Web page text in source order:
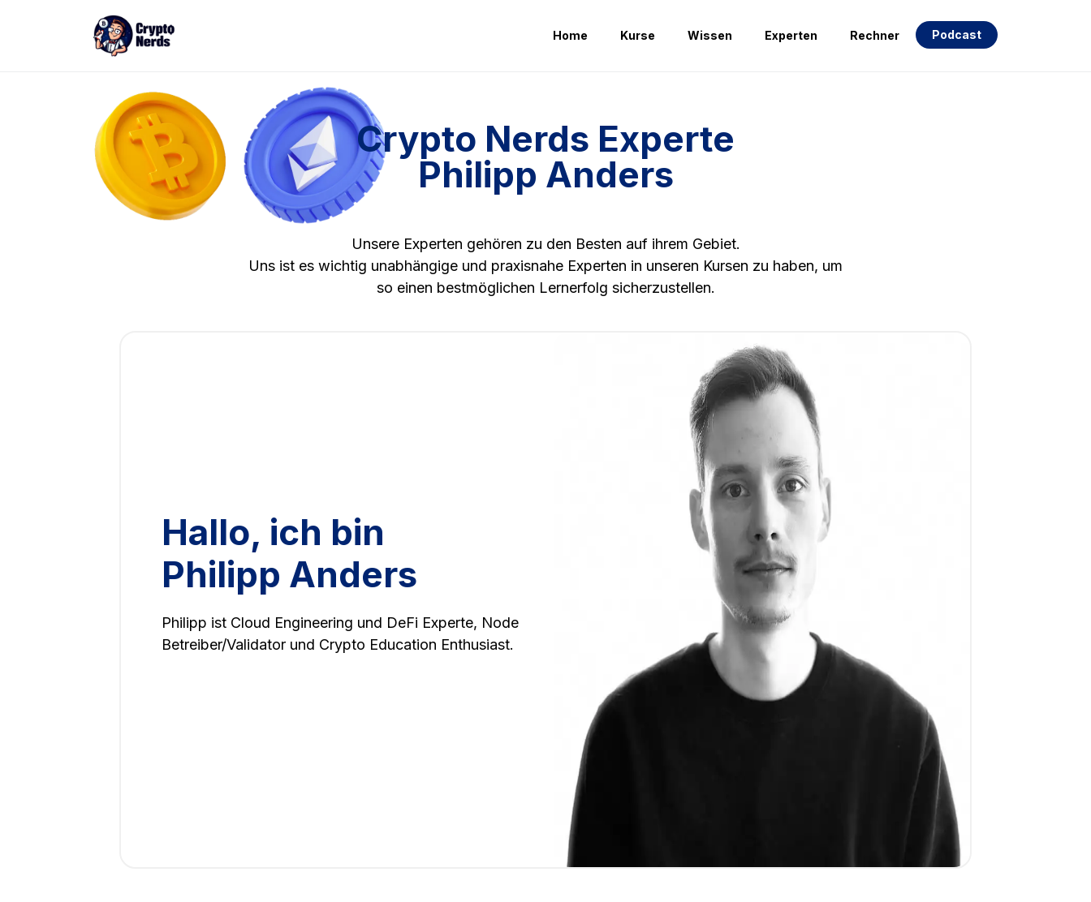
Home Kurse Wissen Experten Rechner Podcast
Crypto Nerds Experte
Philipp Anders
Unsere Experten gehören zu den Besten auf ihrem Gebiet.
Uns ist es wichtig unabhängige und praxisnahe Experten in unseren Kursen zu haben, um
so einen bestmöglichen Lernerfolg sicherzustellen.
Hallo, ich bin
Philipp Anders
Philipp ist Cloud Engineering und DeFi Experte, Node
Betreiber/Validator und Crypto Education Enthusiast.